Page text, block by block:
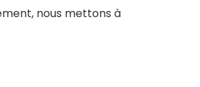
nous mettons à